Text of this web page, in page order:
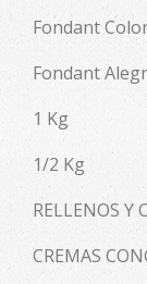
Fondant
Fondant
1 Kg
1/2 Kg
RELLENOS Y
CREMAS